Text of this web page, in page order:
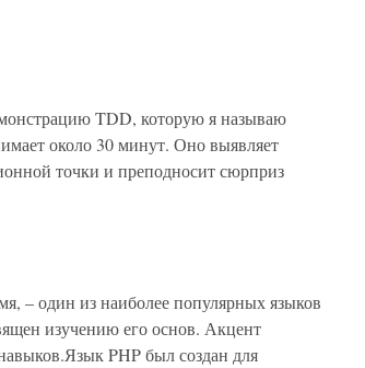
TDD, которую я называю
около 30 минут. Оно выявляет
точки и преподносит сюрприз
– один из наиболее популярных языков
изучению его основ. Акцент
PHP был создан для